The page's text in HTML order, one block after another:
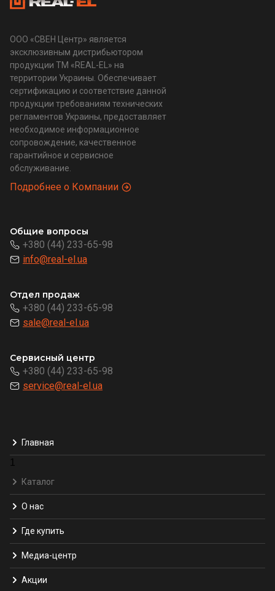
ООО «СВЕН Центр» является
эксклюзивным дистрибьютором
продукции ТМ «REAL-EL» на
территории Украины. Обеспечивает
сертификацию и соответствие данной
продукции требованиям технических
регламентов Украины, предоставляет
необходимое информационное
сопровождение, качественное
гарантийное и сервисное
обслуживание.
Подробнее о Компании
Общие вопросы
+380 (44) 233-65-98
info@real-el.ua
Отдел продаж
+380 (44) 233-65-98
sale@real-el.ua
Сервисный центр
+380 (44) 233-65-98
service@real-el.ua
Главная
1
Каталог
О нас
Где купить
Медиа-центр
Акции